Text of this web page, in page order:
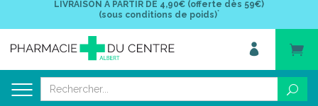
LIVRAISON À PARTIR DE 4,90€ (offerte dès 59€)
(sous conditions de poids)*